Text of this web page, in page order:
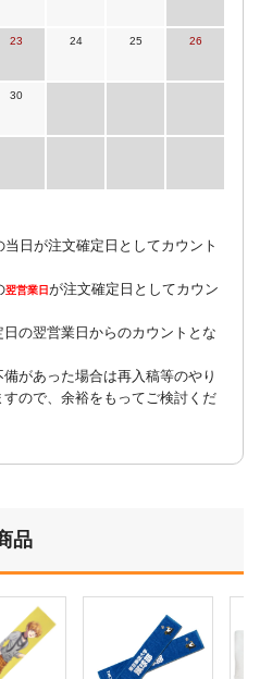
23 24 25 26
30
日が注文確定日としてカウント
翌営業日が注文確定日としてカウン
の翌営業日からのカウントとな
があった場合は再入稿等のやり
ので、余裕をもってご検討くだ
品